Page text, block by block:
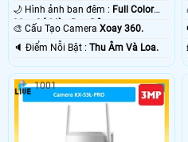
🌙 Hình ảnh ban đêm : Full Color
30m Có Màu Ban Ðêm.
🎨 Cấu Tạo Camera Xoay 360.
️🔈 Điểm Nỗi Bật : Thu Âm Và Loa.
1001